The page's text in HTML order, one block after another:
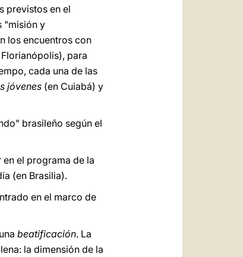
previstos en el
"misión y
los encuentros con
para
cada una de las
jóvenes (en Cuiabá) y
brasileño según el
el programa de la
(en Brasilia).
en el marco de
beatificación. La
la dimensión de la